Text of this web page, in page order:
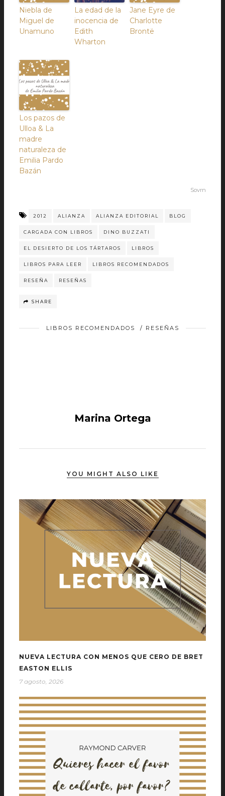
Niebla de
Miguel de
Unamuno
La edad de la
inocencia de
Edith
Wharton
Jane Eyre de
Charlotte
Brontë
Los pazos de
Ulloa & La
madre
naturaleza de
Emilia Pardo
Bazán
Sovrn
2012 ALIANZA ALIANZA EDITORIAL BLOG
CARGADA CON LIBROS DINO BUZZATI
EL DESIERTO DE LOS TÁRTAROS LIBROS
LIBROS PARA LEER LIBROS RECOMENDADOS
RESEÑA RESEÑAS
SHARE
LIBROS RECOMENDADOS / RESEÑAS
Marina Ortega
YOU MIGHT ALSO LIKE
NUEVA LECTURA CON MENOS QUE CERO DE BRET
EASTON ELLIS
7 agosto, 2026